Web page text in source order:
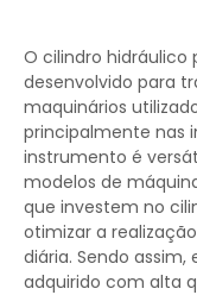
O cilindro hidráulico
desenvolvido para
maquinários
principalmente nas
instrumento é
modelos de
que investem no
otimizar a
diária. Sendo assim,
adquirido com alta